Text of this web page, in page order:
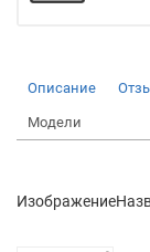
Описание
Модели
Изображение